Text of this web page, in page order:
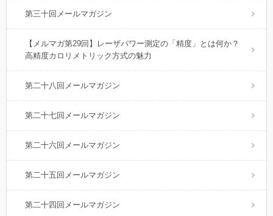
第三十回メールマガジン
【メルマガ第29回】レーザパワー測定の「精度」とは何か？
高精度カロリメトリック方式の魅力
第二十八回メールマガジン
第二十七回メールマガジン
第二十六回メールマガジン
第二十五回メールマガジン
第二十四回メールマガジン